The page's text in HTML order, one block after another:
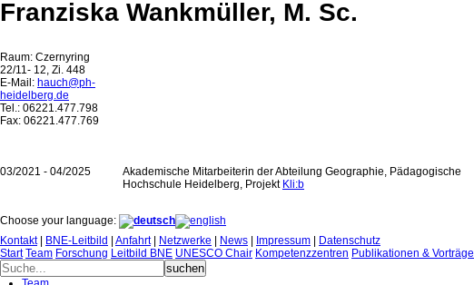
Franziska Wankmüller, M. Sc.
Raum: Czernyring
22/11- 12, Zi. 448
E-Mail: hauch@ph-
heidelberg.de
Tel.: 06221.477.798
Fax: 06221.477.769
03/2021 - 04/2025
Akademische Mitarbeiterin der Abteilung Geographie, Pädagogische
Hochschule Heidelberg, Projekt Kli:b
Choose your language:
Kontakt| BNE-Leitbild Anfahrt| Netzwerke News Impressum
Datenschutz
Start Team Forschung Leitbild BNE UNESCO Chair Kompetenzzentren Publikationen & Vorträge